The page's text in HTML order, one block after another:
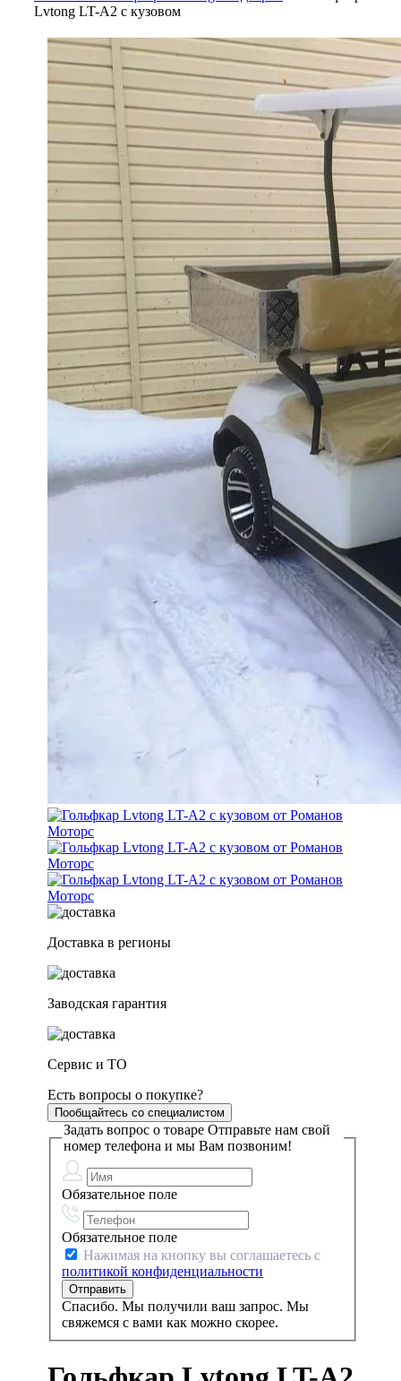
Lvtong LT-⁠A2 с кузовом
Доставка в регионы
Заводская гарантия
Сервис и ТО
Есть вопросы о покупке?
Пообщайтесь со специалистом
Задать вопрос о товаре Отправьте нам свой
номер телефона и мы Вам позвоним!
Обязательное поле
Обязательное поле
Нажимая на кнопку вы соглашаетесь с
политикой конфиденциальности
Спасибо. Мы получили ваш запрос. Мы
свяжемся с вами как можно скорее.